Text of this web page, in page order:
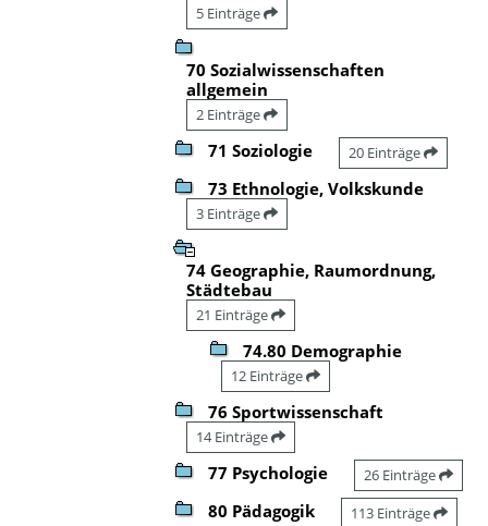
5 Einträge
70 Sozialwissenschaften
allgemein
2 Einträge
71 Soziologie 20 Einträge
73 Ethnologie, Volkskunde
3 Einträge
74 Geographie, Raumordnung,
Städtebau
21 Einträge
74.80 Demographie
12 Einträge
76 Sportwissenschaft
14 Einträge
77 Psychologie 26 Einträge
80 Pädagogik 113 Einträge